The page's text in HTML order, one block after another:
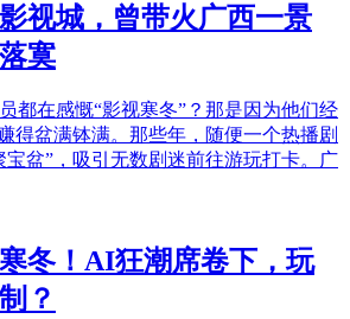
视城，曾带火广西一景
寞
都在感慨“影视寒冬”？那是因为他们经
得盆满钵满。那些年，随便一个热播剧
宝盆”，吸引无数剧迷前往游玩打卡。广
冬！AI狂潮席卷下，玩
？